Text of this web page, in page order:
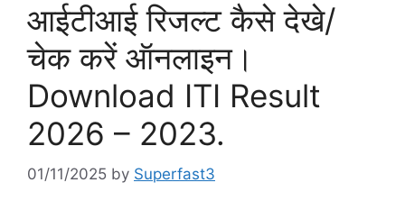
आईटीआई रिजल्ट कैसे देखे/
चेक करें ऑनलाइन।
Download ITI Result
2026 – 2023.
01/11/2025 by Superfast3